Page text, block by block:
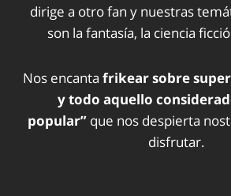
dirige a otro fan y nuestras
son la fantasía, la ciencia
Nos encanta frikear sobre
y todo aquello
popular” que nos despierta
disfrutar.